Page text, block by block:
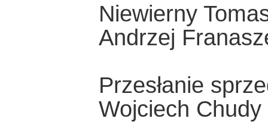
Niewierny
Andrzej
Przesłanie
Wojciech Chudy